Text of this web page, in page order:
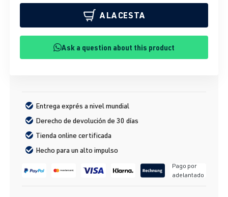
A LA CESTA
Ask a question about this product
Entrega exprés a nivel mundial
Derecho de devolución de 30 días
Tienda online certificada
Hecho para un alto impulso
Pago por
adelantado